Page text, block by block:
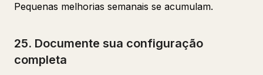
Pequenas melhorias semanais se acumulam.
25. Documente sua configuração
completa